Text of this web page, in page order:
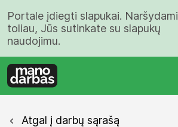
Portale įdiegti slapukai. Naršydami
toliau, Jūs sutinkate su slapukų
naudojimu.
Atgal į darbų sąrašą